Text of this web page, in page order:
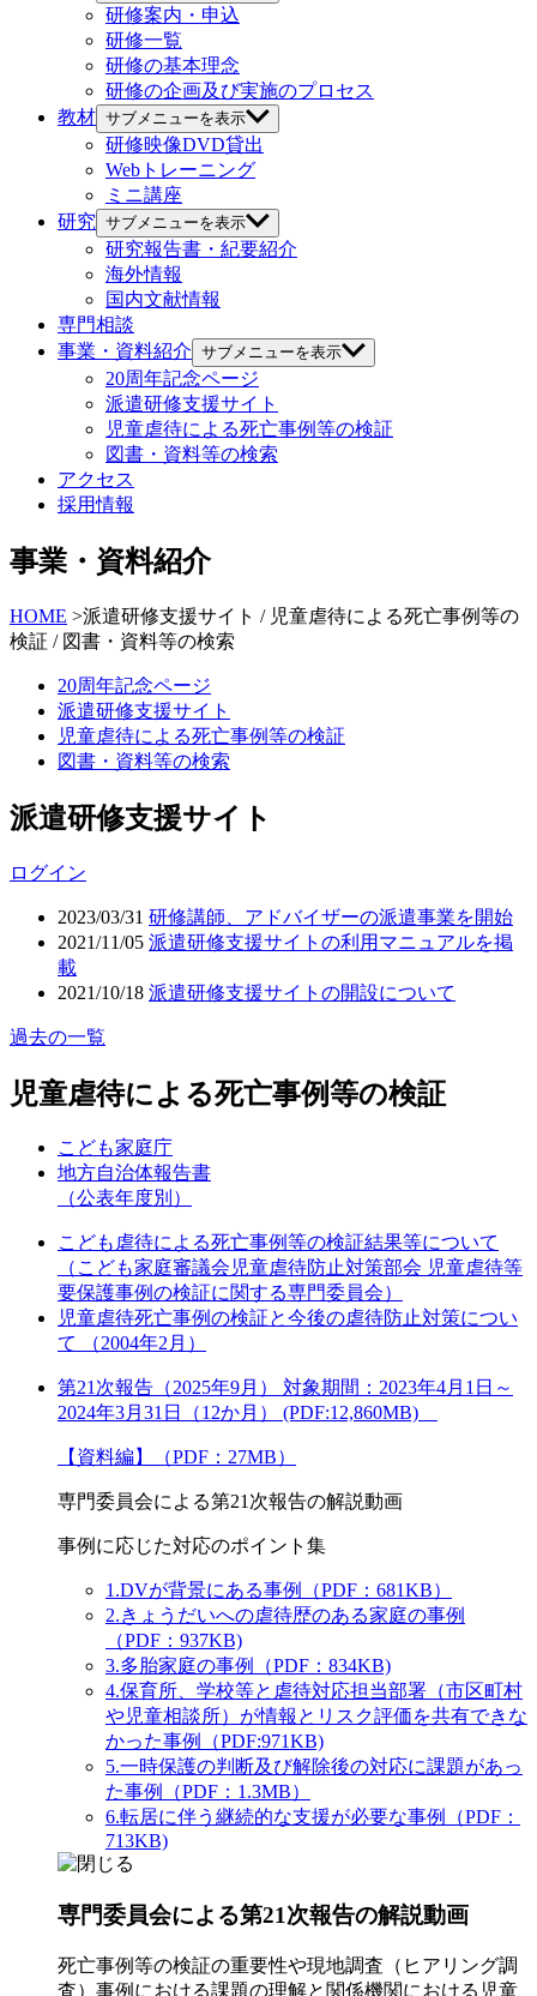
研修案内・申込
研修一覧
研修の基本理念
研修の企画及び実施のプロセス
教材 サブメニューを表示
研修映像DVD貸出
Webトレーニング
ミニ講座
研究 サブメニューを表示
研究報告書・紀要紹介
海外情報
国内文献情報
専門相談
事業・資料紹介 サブメニューを表示
20周年記念ページ
派遣研修支援サイト
児童虐待による死亡事例等の検証
図書・資料等の検索
アクセス
採用情報
事業・資料紹介
HOME >派遣研修⽀援サイト / 児童虐待による死亡事例等の
検証 / 図書・資料等の検索
20周年記念ページ
派遣研修⽀援サイト
児童虐待による死亡事例等の検証
図書・資料等の検索
派遣研修支援サイト
ログイン
2023/03/31 研修講師、アドバイザーの派遣事業を開始
2021/11/05 派遣研修支援サイトの利用マニュアルを掲
載
2021/10/18 派遣研修支援サイトの開設について
過去の⼀覧
児童虐待による死亡事例等の検証
こども家庭庁
地方自治体報告書
（公表年度別）
こども虐待による死亡事例等の検証結果等について
（こども家庭審議会児童虐待防止対策部会 児童虐待等
要保護事例の検証に関する専門委員会）
児童虐待死亡事例の検証と今後の虐待防止対策につい
て （2004年2月）
第21次報告（2025年9月） 対象期間：2023年4月1日～
2024年3月31日（12か月） (PDF:12,860MB)
【資料編】（PDF：27MB）
専門委員会による第21次報告の解説動画
事例に応じた対応のポイント集
1.DVが背景にある事例（PDF：681KB）
2.きょうだいへの虐待歴のある家庭の事例
（PDF：937KB)
3.多胎家庭の事例（PDF：834KB)
4.保育所、学校等と虐待対応担当部署（市区町村
や児童相談所）が情報とリスク評価を共有できな
かった事例（PDF:971KB)
5.一時保護の判断及び解除後の対応に課題があっ
た事例（PDF：1.3MB）
6.転居に伴う継続的な支援が必要な事例（PDF：
713KB)
専門委員会による第21次報告の解説動画
死亡事例等の検証の重要性や現地調査（ヒアリング調
査）事例における課題の理解と関係機関における児童